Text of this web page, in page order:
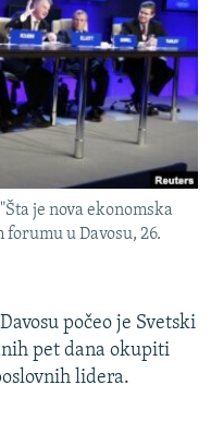
je nova ekonomska
u Davosu, 26.
počeo je Svetski
pet dana okupiti
lidera.